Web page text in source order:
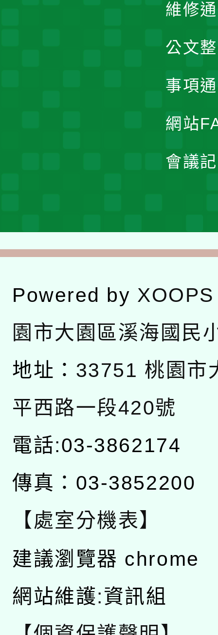
維修
公文
事項
網站
會議
Powered by XOOPS
園市大園區溪海國民
地址： 33751 桃園市
平西路一段420號
電話:03-3862174
傳真：03-3852200
【處室分機表】
建議瀏覽器 chrome
網站維護:資訊組